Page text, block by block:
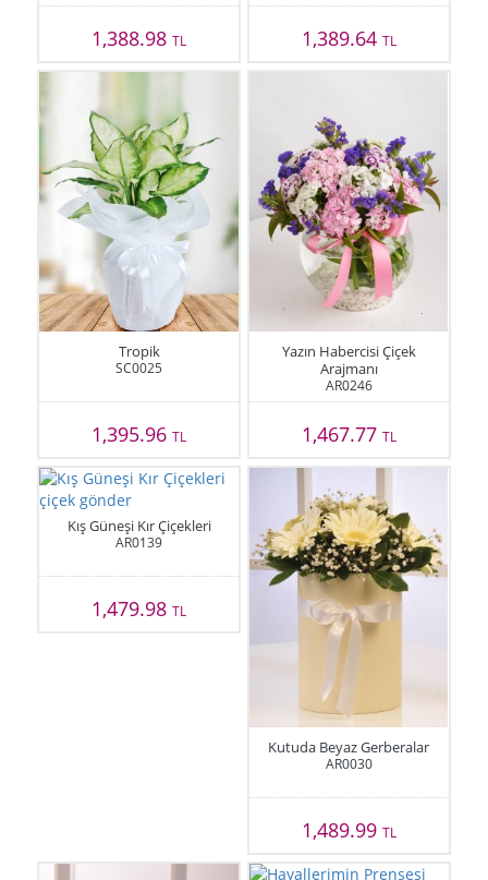
1,388.98TL 1,389.64 TL
Tropik
SC0025
1,395.96TL
Yazın Habercisi Çiçek
Arajmanı
AR0246
1,467.77 TL
Kış Güneşi Kır Çiçekleri
AR0139
1,479.98TL
Kutuda Beyaz Gerberalar
AR0030
1,489.99 TL